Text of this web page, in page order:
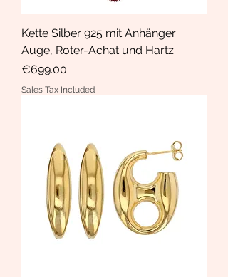
Kette Silber 925 mit Anhänger
Auge, Roter-Achat und Hartz
Price
€699.00
Sales Tax Included